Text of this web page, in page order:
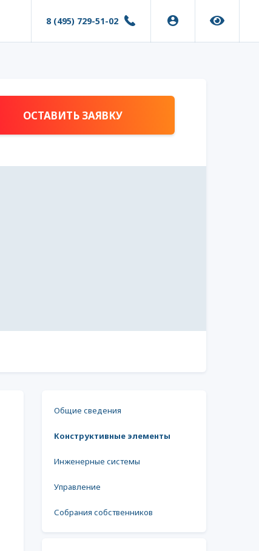
8 (495) 729-51-02
ОСТАВИТЬ ЗАЯВКУ
Общие сведения
Конструктивные элементы
Инженерные системы
Управление
Собрания собственников